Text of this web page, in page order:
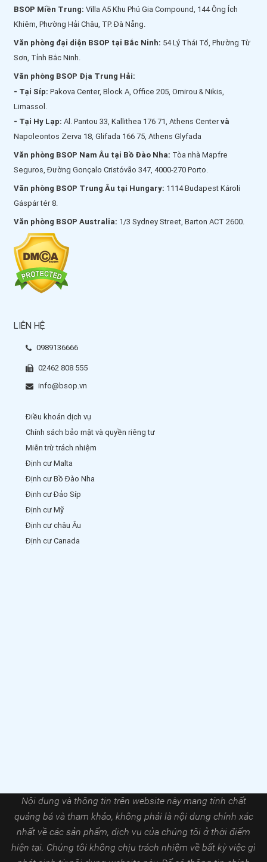
BSOP Miền Trung: Villa A5 Khu Phú Gia Compound, 144 Ông Ích
Khiêm, Phường Hải Châu, TP. Đà Nẵng.
Văn phòng đại diện BSOP tại Bắc Ninh: 54 Lý Thái Tổ, Phường Từ
Sơn, Tỉnh Bắc Ninh.
Văn phòng BSOP Địa Trung Hải:
- Tại Síp: Pakova Center, Block A, Office 205, Omirou & Nikis,
Limassol.
- Tại Hy Lạp: Al. Pantou 33, Kallithea 176 71, Athens Centervà
Napoleontos Zerva 18, Glifada 166 75, Athens Glyfada
Văn phòng BSOP Nam Âu tại Bồ Đào Nha: Tòa nhà Mapfre
Seguros, Đường Gonçalo Cristóvão 347, 4000-270 Porto.
Văn phòng BSOP Trung Âu tại Hungary: 1114 Budapest Károli
Gáspár tér 8.
Văn phòng BSOP Australia: 1/3 Sydney Street, Barton ACT 2600.
LIÊN HỆ
0989136666
02462 808 555
info@bsop.vn
Điều khoản dịch vụ
Chính sách bảo mật và quyền riêng tư
Miễn trừ trách nhiệm
Định cư Malta
Định cư Bồ Đào Nha
Định cư Đảo Síp
Định cư Mỹ
Định cư châu Âu
Định cư Canada
Nội dung và thông tin trên website này mang tính chất
quảng bá và tham khảo, không phải là nội dung chính xác
nhất về các sản phẩm, dịch vụ của chúng tôi ở thời điểm
hiện tại. Chúng tôi không chịu trách nhiệm về bất kỳ việc gì